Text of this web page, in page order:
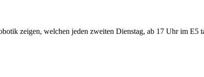
zeigen, welchen jeden zweiten Dienstag, ab 17 Uhr im E5